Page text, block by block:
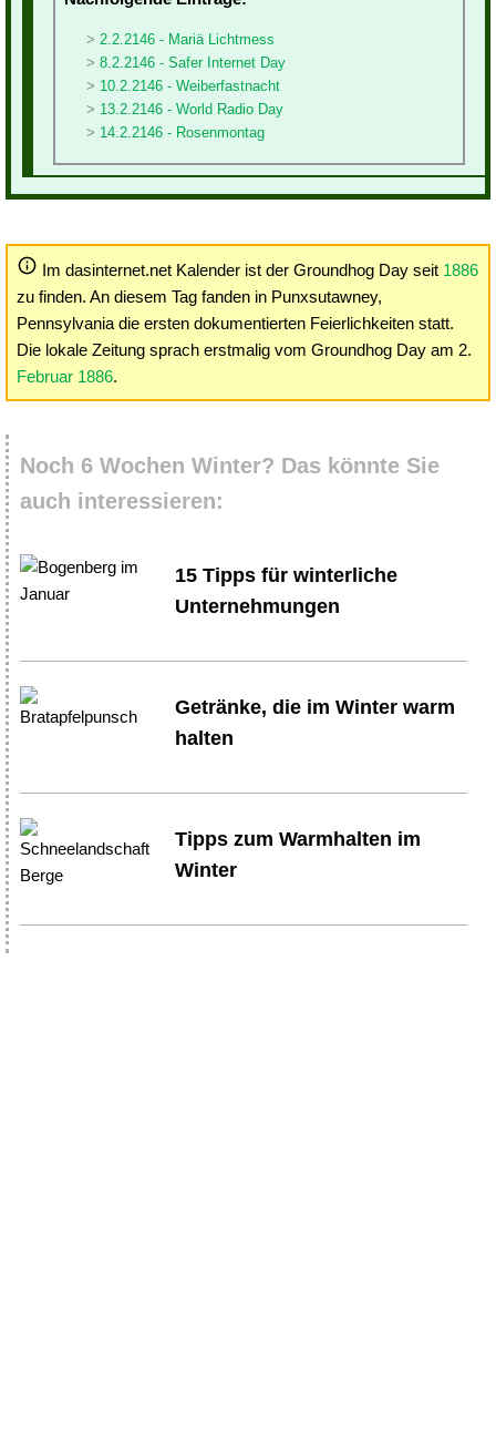
2.2.2146 - Mariä Lichtmess
8.2.2146 - Safer Internet Day
10.2.2146 - Weiberfastnacht
13.2.2146 - World Radio Day
14.2.2146 - Rosenmontag
Im dasinternet.net Kalender ist der Groundhog Day seit 1886
zu finden. An diesem Tag fanden in Punxsutawney,
Pennsylvania die ersten dokumentierten Feierlichkeiten statt.
Die lokale Zeitung sprach erstmalig vom Groundhog Day am 2.
Februar 1886.
Noch 6 Wochen Winter? Das könnte Sie
auch interessieren:
15 Tipps für winterliche
Unternehmungen
Getränke, die im Winter warm
halten
Tipps zum Warmhalten im
Winter